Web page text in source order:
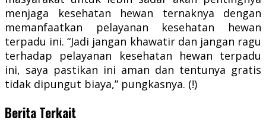
menjaga kesehatan hewan ternaknya dengan
memanfaatkan pelayanan kesehatan hewan
terpadu ini. “Jadi jangan khawatir dan jangan ragu
terhadap pelayanan kesehatan hewan terpadu
ini, saya pastikan ini aman dan tentunya gratis
tidak dipungut biaya,” pungkasnya. (!)
Berita Terkait